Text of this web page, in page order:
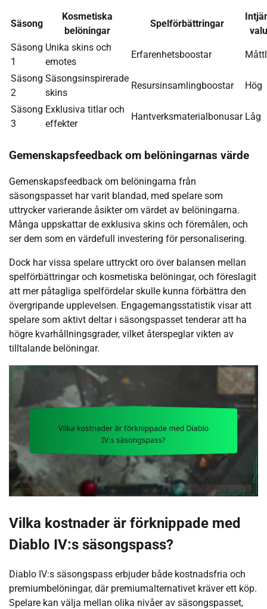
Säsong
Kosmetiska
belöningar
Spelförbättringar
Säsong
1
Unika skins och
emotes
Erfarenhetsboostar
Säsong
2
Säsongsinspirerade
skins
Resursinsamlingboostar Hög
Säsong
3
Exklusiva titlar och
effekter
Hantverksmaterialbonusar Låg
Gemenskapsfeedback om belöningarnas värde
Gemenskapsfeedback om belöningarna från
säsongspasset har varit blandad, med spelare som
uttrycker varierande åsikter om värdet av belöningarna.
Många uppskattar de exklusiva skins och föremålen, och
ser dem som en värdefull investering för personalisering.
Dock har vissa spelare uttryckt oro över balansen mellan
spelförbättringar och kosmetiska belöningar, och föreslagit
att mer påtagliga spelfördelar skulle kunna förbättra den
övergripande upplevelsen. Engagemangsstatistik visar att
spelare som aktivt deltar i säsongspasset tenderar att ha
högre kvarhållningsgrader, vilket återspeglar vikten av
tilltalande belöningar.
Vilka kostnader är förknippade med
Diablo IV:s säsongspass?
Diablo IV:s säsongspass erbjuder både kostnadsfria och
premiumbelöningar, där premiumalternativet kräver ett köp.
Spelare kan välja mellan olika nivåer av säsongspasset,